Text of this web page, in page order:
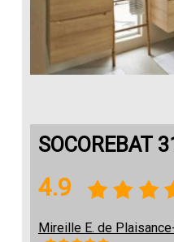
SOCOREBAT
4.9
Mireille E. de